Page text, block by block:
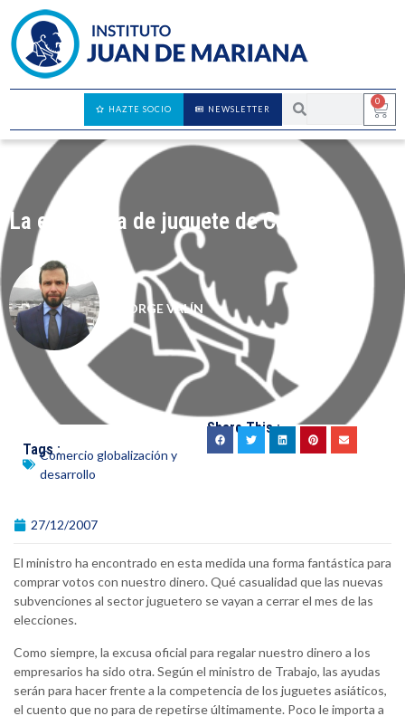
0
NEWSLETTER
HAZTE SOCIO
La economía de juguete de Caldera
JORGE VALÍN
Tags :
Comercio globalización y
desarrollo
Share This :
27/12/2007
El ministro ha encontrado en esta medida una forma fantástica para
comprar votos con nuestro dinero. Qué casualidad que las nuevas
subvenciones al sector juguetero se vayan a cerrar el mes de las
elecciones.
Como siempre, la excusa oficial para regalar nuestro dinero a los
empresarios ha sido otra. Según el ministro de Trabajo, las ayudas
serán para hacer frente a la competencia de los juguetes asiáticos,
el cuento que no para de repetirse últimamente. Poco le importa a